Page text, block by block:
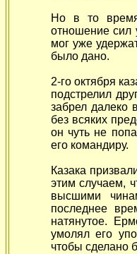
Но в то
отношение сил
мог уже
было дано.
2-го октября
подстрелил
забрел далеко
без всяких
он чуть не
его командиру.
Казака
этим случаем,
высшими
последнее
натянутое.
умолял его
чтобы сделано